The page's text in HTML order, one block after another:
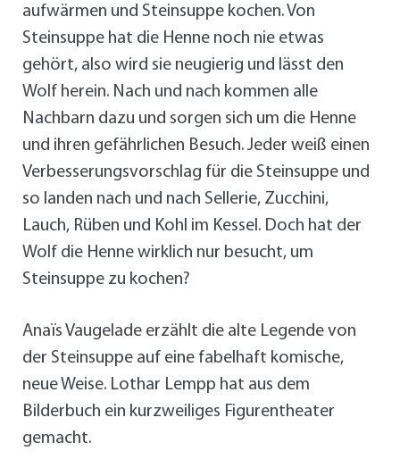
aufwärmen und Steinsuppe kochen. Von
Steinsuppe hat die Henne noch nie etwas
gehört, also wird sie neugierig und lässt den
Wolf herein. Nach und nach kommen alle
Nachbarn dazu und sorgen sich um die Henne
und ihren gefährlichen Besuch. Jeder weiß einen
Verbesserungsvorschlag für die Steinsuppe und
so landen nach und nach Sellerie, Zucchini,
Lauch, Rüben und Kohl im Kessel. Doch hat der
Wolf die Henne wirklich nur besucht, um
Steinsuppe zu kochen?
Anaïs Vaugelade erzählt die alte Legende von
der Steinsuppe auf eine fabelhaft komische,
neue Weise. Lothar Lempp hat aus dem
Bilderbuch ein kurzweiliges Figurentheater
gemacht.